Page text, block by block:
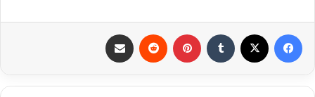
فيسبوك بينتيريست